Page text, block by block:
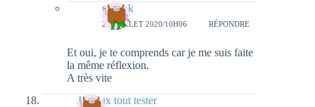
natieak
27 JUILLET 2020/10H06 RÉPONDRE
Et oui, je te comprends car je me suis faite
la même réflexion.
A très vite
Je veux tout tester